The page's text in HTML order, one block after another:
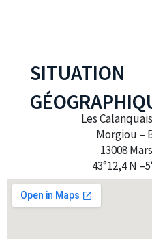
SITUATION
Les
Morgiou –
13008
43°12,4 N